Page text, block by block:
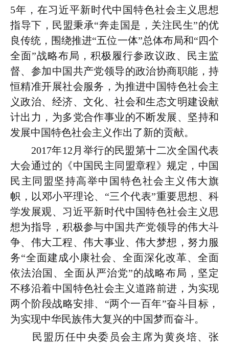
5年，在习近平新时代中国特色社会主义思想
指导下，民盟秉承“奔走国是，关注民生”的优
良传统，围绕推进“五位一体”总体布局和“四个
全面”战略布局，积极履行参政议政、民主监
督、参加中国共产党领导的政治协商职能，持
恒精准开展社会服务，为推进中国特色社会主
义政治、经济、文化、社会和生态文明建设献
计出力，为多党合作事业的不断发展、坚持和
发展中国特色社会主义作出了新的贡献。
2017年12月举行的民盟第十二次全国代表
大会通过的《中国民主同盟章程》规定，中国
民主同盟坚持高举中国特色社会主义伟大旗
帜，以邓小平理论、“三个代表”重要思想、科
学发展观、习近平新时代中国特色社会主义思
想为指导，积极参与中国共产党领导的伟大斗
争、伟大工程、伟大事业、伟大梦想，努力服
务“全面建成小康社会、全面深化改革、全面
依法治国、全面从严治党”的战略布局，坚定
不移沿着中国特色社会主义道路前进，为实现
两个阶段战略安排、“两个一百年”奋斗目标，
为实现中华民族伟大复兴的中国梦而奋斗。
民盟历任中央委员会主席为黄炎培、张